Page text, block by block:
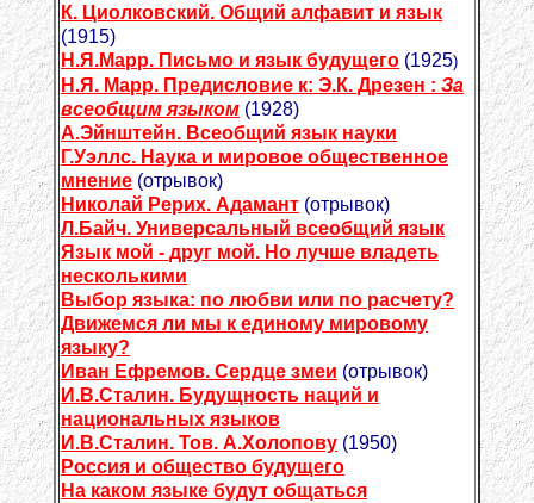
К. Циолковский. Общий алфавит и язык
(1915)
Н.Я.Марр. Письмо и язык будущего (1925)
Н.Я. Марр. Предисловие к: Э.К. Дрезен : За
всеобщим языком (1928)
А.Эйнштейн. Всеобщий язык науки
Г.Уэллс. Наука и мировое общественное
мнение (отрывок)
Николай Рерих. Адамант (отрывок)
Л.Байч. Универсальный всеобщий язык
Язык мой - друг мой. Но лучше владеть
несколькими
Выбор языка: по любви или по расчету?
Движемся ли мы к единому мировому
языку?
Иван Ефремов. Сердце змеи (отрывок)
И.В.Сталин. Будущность наций и
национальных языков
И.В.Сталин. Тов. А.Холопову (1950)
Россия и общество будущего
На каком языке будут общаться